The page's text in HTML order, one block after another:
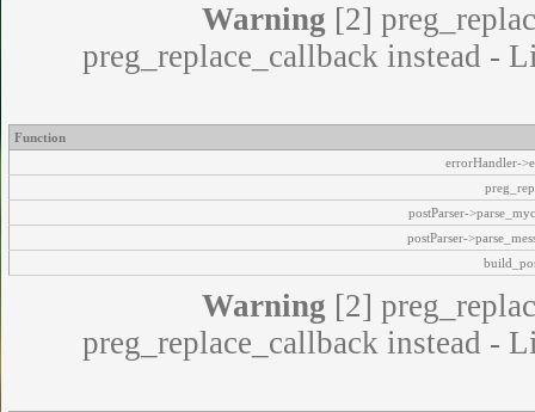
Warning [2]
preg_replace_callback instead -
Function
errorHandler-
postParser-
postParser-
Warning [2]
preg_replace_callback instead -